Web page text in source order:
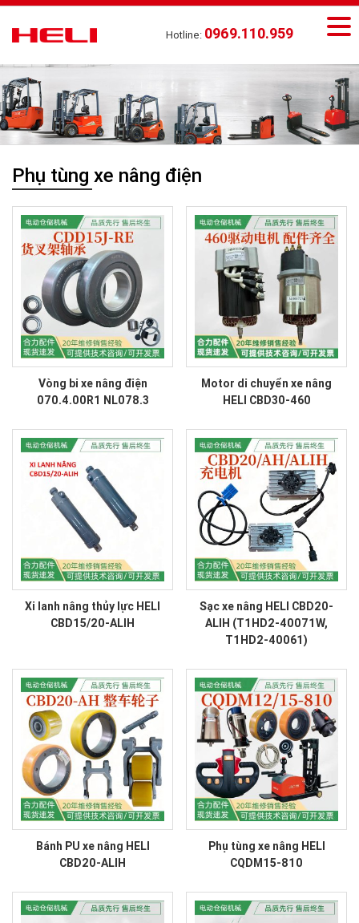
Hotline: 0969.110.959
Phụ tùng xe nâng điện
Vòng bi xe nâng điện
070.4.00R1 NL078.3
Motor di chuyển xe nâng
HELI CBD30-460
Xi lanh nâng thủy lực HELI
CBD15/20-ALIH
Sạc xe nâng HELI CBD20-
ALIH (T1HD2-40071W,
T1HD2-40061)
Bánh PU xe nâng HELI
CBD20-ALIH
Phụ tùng xe nâng HELI
CQDM15-810